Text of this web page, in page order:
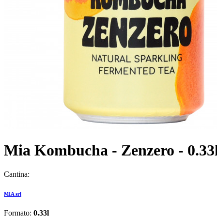
Mia Kombucha - Zenzero -
Cantina:
MIA srl
Formato: 0.33l